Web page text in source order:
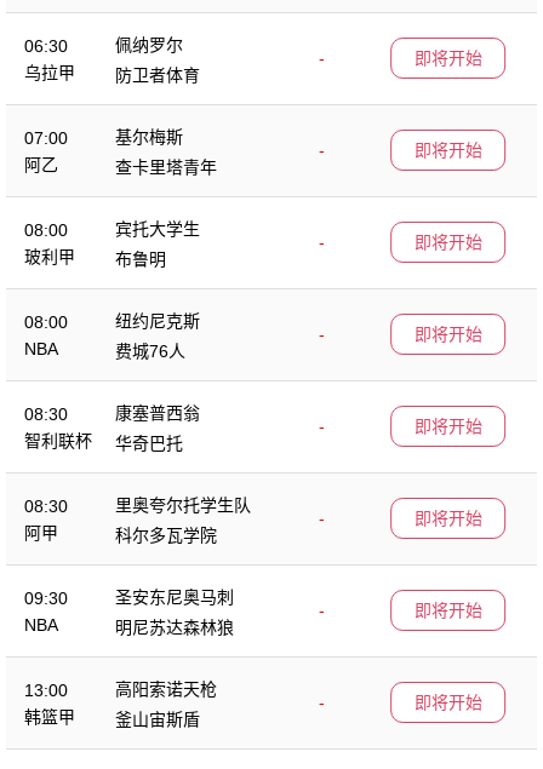
06:30
乌拉甲
佩纳罗尔
-
防卫者体育
即将开始
07:00
阿乙
基尔梅斯
-
查卡里塔青年
即将开始
08:00
玻利甲
宾托大学生
-
布鲁明
即将开始
08:00
NBA
纽约尼克斯
-
费城76人
即将开始
08:30
智利联杯
康塞普西翁
-
华奇巴托
即将开始
08:30
阿甲
里奥夸尔托学生队
-
科尔多瓦学院
即将开始
09:30
NBA
圣安东尼奥马刺
-
明尼苏达森林狼
即将开始
13:00
韩篮甲
高阳索诺天枪
-
釜山宙斯盾
即将开始